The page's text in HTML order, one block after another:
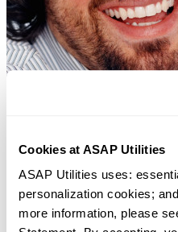
Cookies at ASAP Utilities
ASAP Utilities uses:
personalization cookies;
more information, please